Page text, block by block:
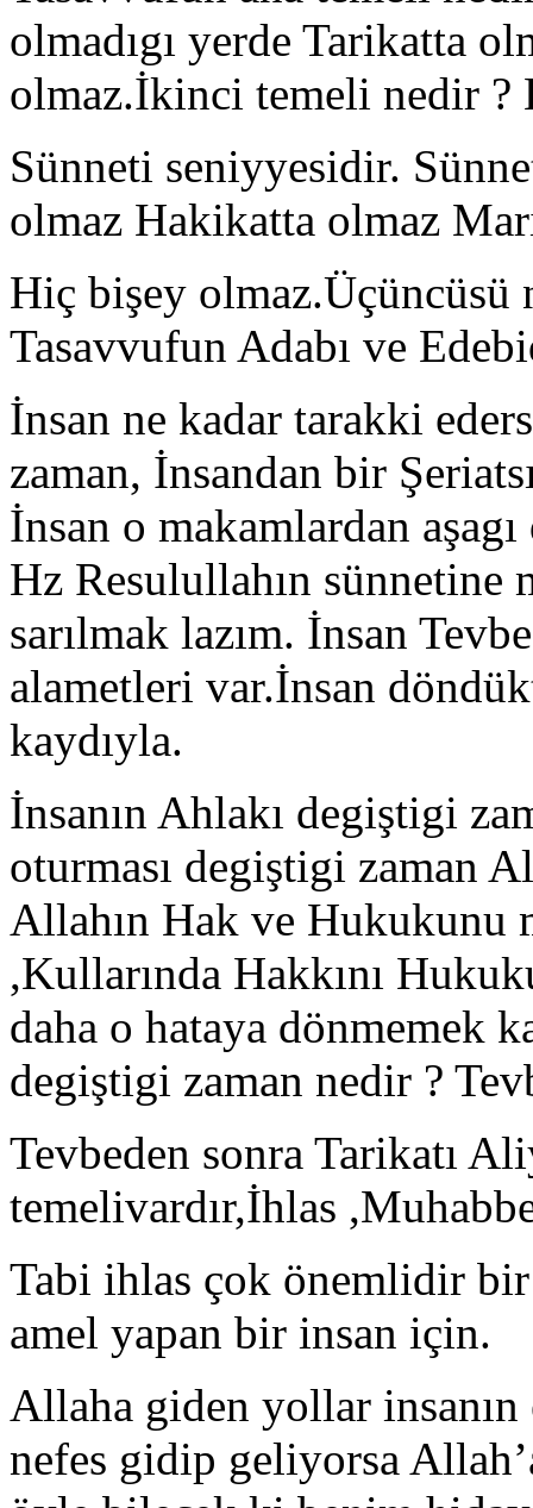
olmadıgı yerde Tarikatta
olmaz.İkinci temeli nedir ?
Sünneti seniyyesidir.
olmaz Hakikatta olmaz
Hiç bişey
Tasavvufun Adabı ve
İnsan ne kadar tarakki
zaman, İnsandan bir
İnsan o makamlardan
Hz Resulullahın sünnetine
sarılmak lazım. İnsan
alametleri var.İnsan
kaydıyla.
İnsanın Ahlakı degiştigi
oturması degiştigi zaman
Allahın Hak ve Hukukunu
,Kullarında Hakkını
daha o hataya dönmemek
degiştigi zaman nedir ?
Tevbeden sonra Tarikatı
temelivardır,İhlas
Tabi ihlas çok önemlidir
amel yapan bir insan için.
Allaha giden yollar insanın
nefes gidip geliyorsa